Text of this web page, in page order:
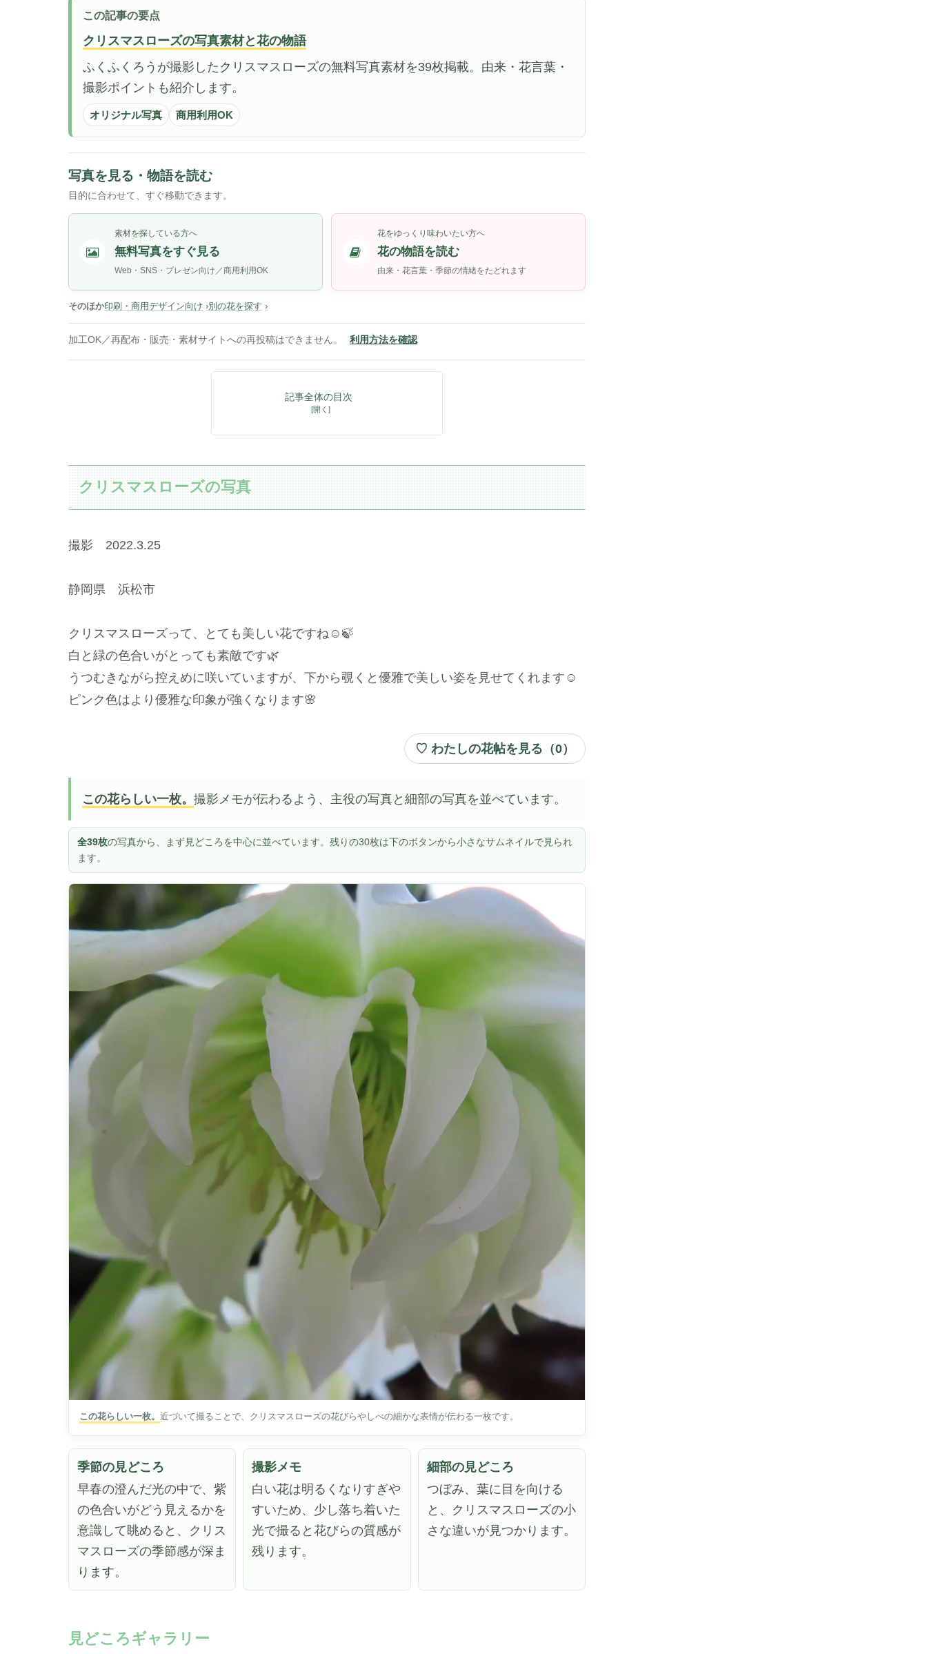
この記事の要点
クリスマスローズの写真素材と花の物語
ふくふくろうが撮影したクリスマスローズの無料写真素材を39枚掲載。由来・花言葉・
撮影ポイントも紹介します。
オリジナル写真 商用利用OK
写真を見る・物語を読む
目的に合わせて、すぐ移動できます。
素材を探している方へ
無料写真をすぐ見る
Web・SNS・プレゼン向け／商用利用OK
花をゆっくり味わいたい方へ
花の物語を読む
由来・花言葉・季節の情緒をたどれます
そのほか印刷・商用デザイン向け 別の花を探す
加工OK／再配布・販売・素材サイトへの再投稿はできません。 利用方法を確認
記事全体の目次
クリスマスローズの写真
撮影 2022.3.25
静岡県 浜松市
クリスマスローズって、とても美しい花ですね☺️🍃
白と緑の色合いがとっても素敵です🌿
うつむきながら控えめに咲いていますが、下から覗くと優雅で美しい姿を見せてくれます☺️
ピンク色はより優雅な印象が強くなります🌸
♡ わたしの花帖を見る（0）
この花らしい一枚。 撮影メモが伝わるよう、主役の写真と細部の写真を並べています。
全39枚の写真から、まず見どころを中心に並べています。残りの30枚は下のボタンから小さなサムネイルで見られ
ます。
この花らしい一枚。 近づいて撮ることで、クリスマスローズの花びらやしべの細かな表情が伝わる一枚です。
季節の見どころ
早春の澄んだ光の中で、紫
の色合いがどう見えるかを
意識して眺めると、クリス
マスローズの季節感が深ま
ります。
撮影メモ
白い花は明るくなりすぎや
すいため、少し落ち着いた
光で撮ると花びらの質感が
残ります。
細部の見どころ
つぼみ、葉に目を向ける
と、クリスマスローズの小
さな違いが見つかります。
見どころギャラリー